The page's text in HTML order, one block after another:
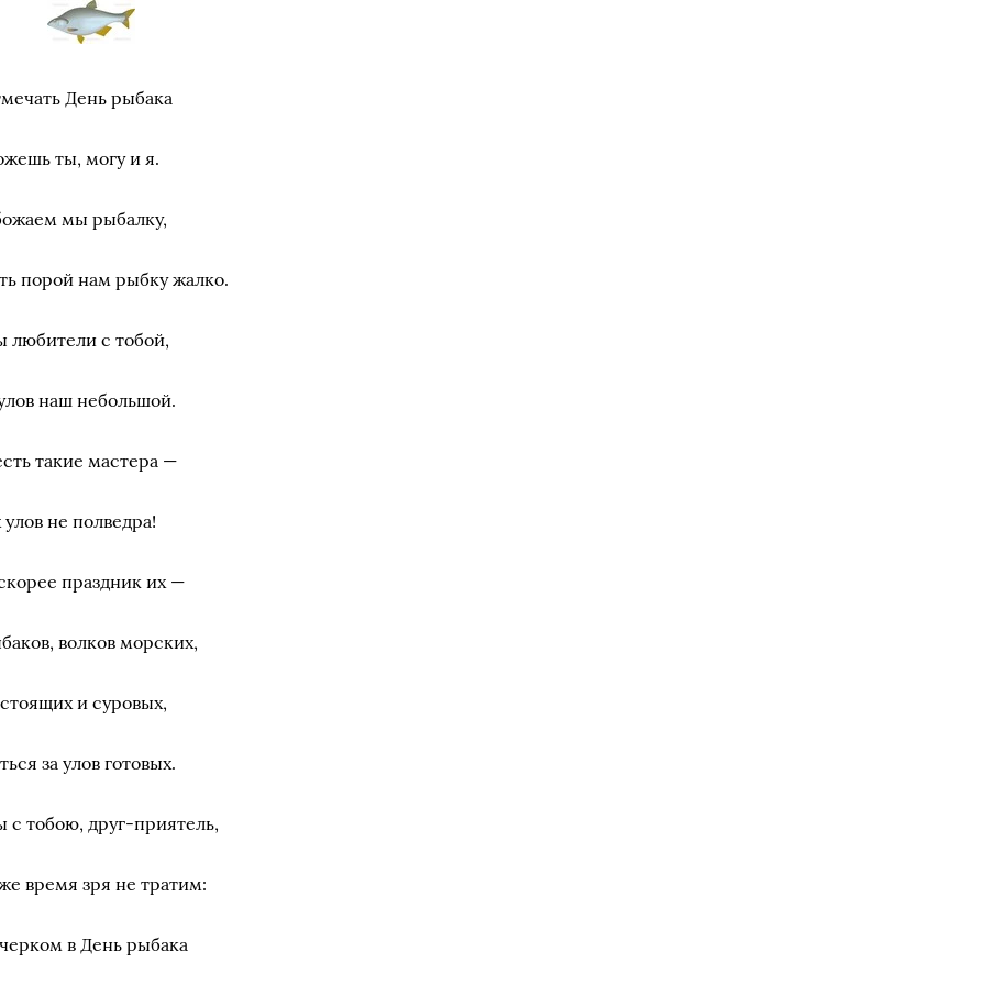
День рыбака
ты, могу и я.
мы рыбалку,
порой нам рыбку жалко.
любители с тобой,
наш небольшой.
такие мастера —
не полведра!
праздник их —
волков морских,
и суровых,
за улов готовых.
с тобою, друг-приятель,
время зря не тратим:
в День рыбака